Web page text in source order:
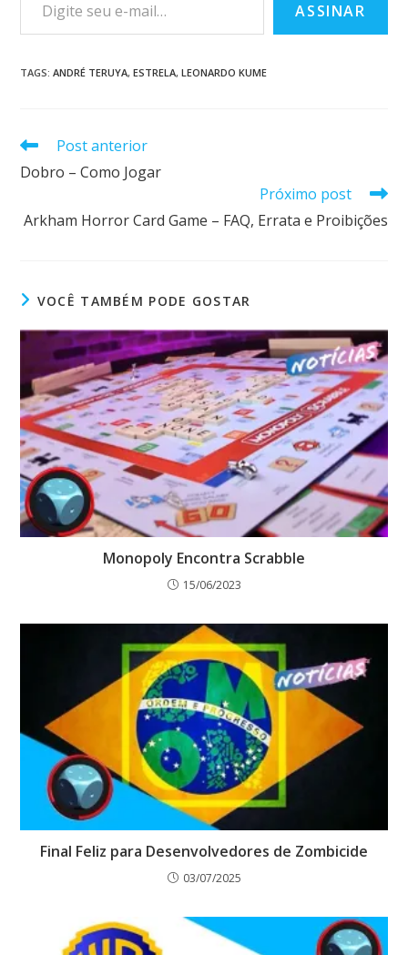
ASSINAR
TAGS:ANDRÉ TERUYA, ESTRELA, LEONARDO KUME
Post anterior
Dobro – Como Jogar
Próximo post
Arkham Horror Card Game – FAQ, Errata e Proibições
VOCÊ TAMBÉM PODE GOSTAR
Monopoly Encontra Scrabble
15/06/2023
Final Feliz para Desenvolvedores de Zombicide
03/07/2025